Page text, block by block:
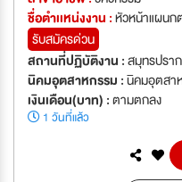
ชื่อตำเเหน่งงาน :หัวหน้าแผนก
รับสมัครด่วน
สถานที่ปฏิบัติงาน :สมุทรปรา
นิคมอุตสาหกรรม :นิคมอุตสา
เงินเดือน(บาท) :ตามตกลง
1 วันที่แล้ว